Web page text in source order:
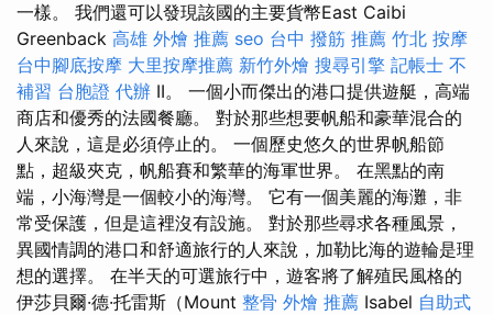
一樣。 我們還可以發現該國的主要貨幣East Caibi
Greenback 高雄 外燴 推薦 seo 台中 撥筋 推薦 竹北 按摩
台中腳底按摩 大里按摩推薦 新竹外燴 搜尋引擎 記帳士 不
補習 台胞證 代辦 II。 一個小而傑出的港口提供遊艇，高端
商店和優秀的法國餐廳。 對於那些想要帆船和豪華混合的
人來說，這是必須停止的。 一個歷史悠久的世界帆船節
點，超級夾克，帆船賽和繁華的海軍世界。 在黑點的南
端，小海灣是一個較小的海灣。 它有一個美麗的海灘，非
常受保護，但是這裡沒有設施。 對於那些尋求各種風景，
異國情調的港口和舒適旅行的人來說，加勒比海的遊輪是理
想的選擇。 在半天的可選旅行中，遊客將了解殖民風格的
伊莎貝爾·德·托雷斯（Mount 整骨 外燴 推薦 Isabel 自助式